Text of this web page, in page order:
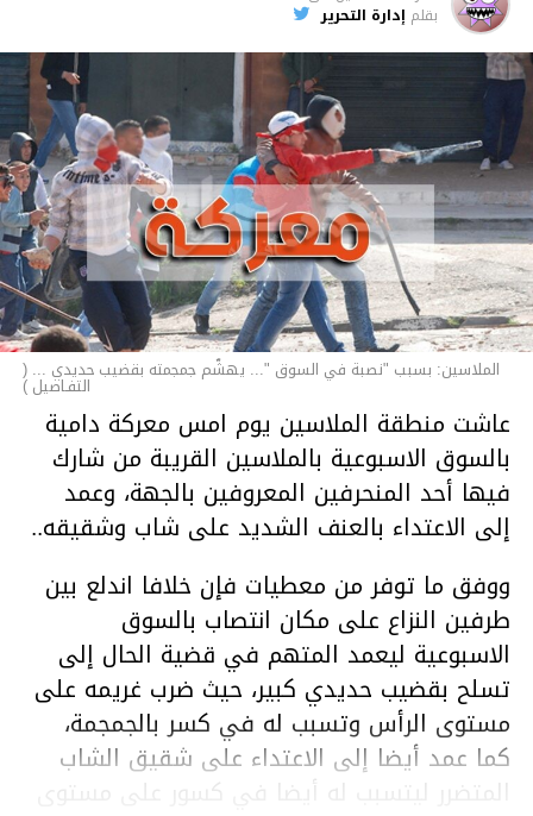
الأخبار
بقلم إدارة التحرير
الملاسين: بسبب "نصبة في السوق "... يهشّم جمجمته بقضيب حديدي ... (
التفـاصيل )
عاشت منطقة الملاسين يوم امس معركة دامية
بالسوق الاسبوعية بالملاسين القريبة من شارك
فيها أحد المنحرفين المعروفين بالجهة، وعمد
إلى الاعتداء بالعنف الشديد على شاب وشقيقه..
ووفق ما توفر من معطيات فإن خلافا اندلع بين
طرفين النزاع على مكان انتصاب بالسوق
الاسبوعية ليعمد المتهم في قضية الحال إلى
تسلح بقضيب حديدي كبير، حيث ضرب غريمه على
مستوى الرأس وتسبب له في كسر بالجمجمة،
كما عمد أيضا إلى الاعتداء على شقيق الشاب
المتضرر ليتسبب له أيضا في كسور على مستوى